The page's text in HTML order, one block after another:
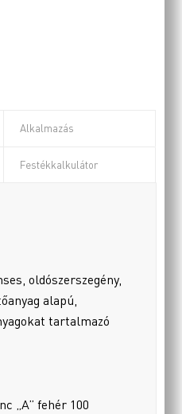
Alkalmazás
Festékkalkulátor
oldószerszegény,
alapú,
tartalmazó
„A” fehér 100